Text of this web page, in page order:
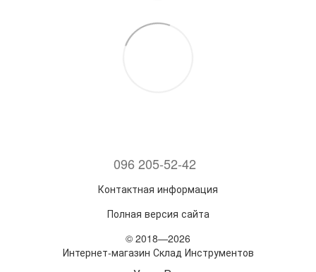
096 205-52-42
Контактная информация
Полная версия сайта
© 2018—2026
Интернет-магазин Склад Инструментов